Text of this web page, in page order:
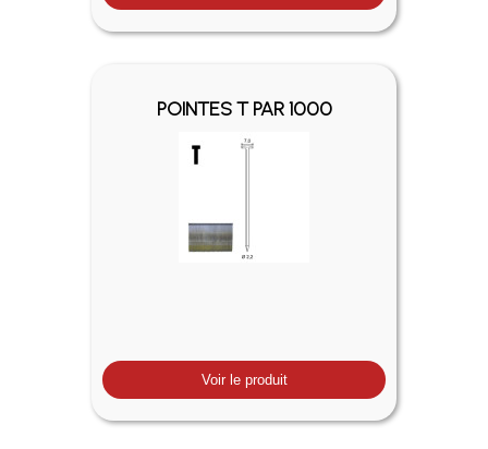
POINTES T PAR 1000
Voir le produit